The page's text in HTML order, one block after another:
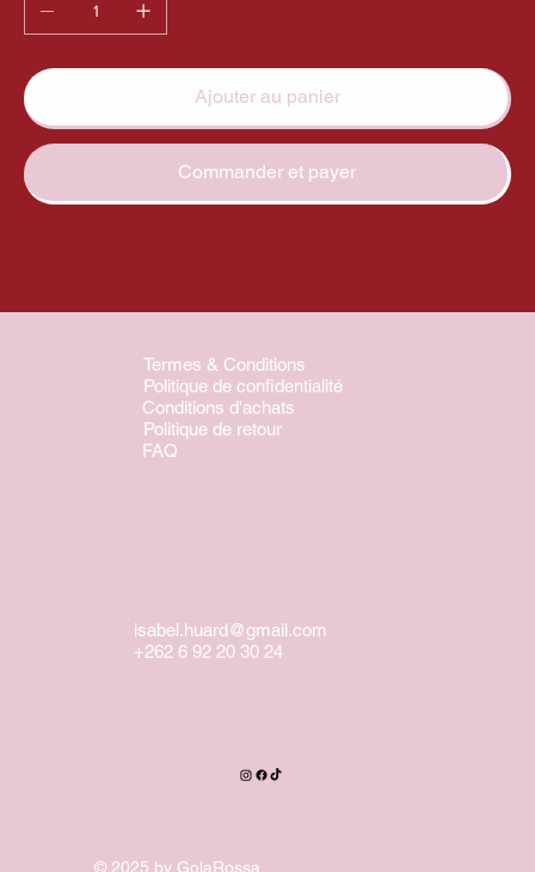
Ajouter au panier
Commander et payer
Termes & Conditions
Politique de confidentialité
Politique de retour
Conditions d'achats
FAQ
isabel.huard@gmail.com
+262 6 92 20 30 24
© 2025 by GolaRossa